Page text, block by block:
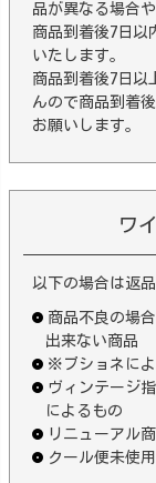
品が異なる場合
商品到着後7日以
いたします。
商品到着後7日以
んので商品到着
お願いします。
ワ
以下の場合は返
商品不良の場
出来ない商品
※ブショネに
ヴィンテージ
によるもの
リニューアル
クール便未使